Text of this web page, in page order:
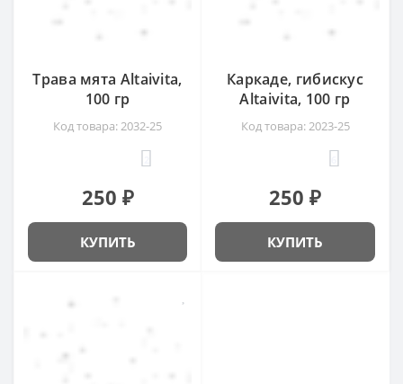
Трава мята Altaivita,
100 гр
Код товара: 2032-25
250 ₽
КУПИТЬ
Каркаде, гибискус
Altaivita, 100 гр
Код товара: 2023-25
250 ₽
КУПИТЬ